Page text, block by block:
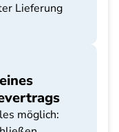
Lieferung
möglich: